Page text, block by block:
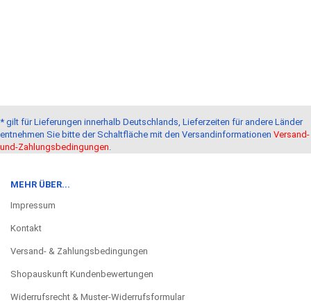
* gilt für Lieferungen innerhalb Deutschlands, Lieferzeiten für andere Länder
entnehmen Sie bitte der Schaltfläche mit den Versandinformationen Versand-
und-Zahlungsbedingungen.
MEHR ÜBER...
Impressum
Kontakt
Versand- & Zahlungsbedingungen
Shopauskunft Kundenbewertungen
Widerrufsrecht & Muster-Widerrufsformular